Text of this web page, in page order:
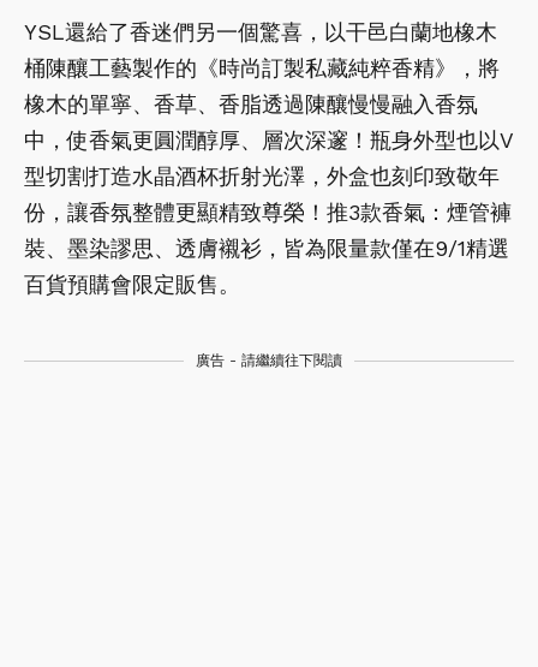
YSL還給了香迷們另一個驚喜，以干邑白蘭地橡木
桶陳釀工藝製作的《時尚訂製私藏純粹香精》，將
橡木的單寧、香草、香脂透過陳釀慢慢融入香氛
中，使香氣更圓潤醇厚、層次深邃！瓶身外型也以V
型切割打造水晶酒杯折射光澤，外盒也刻印致敬年
份，讓香氛整體更顯精致尊榮！推3款香氣：煙管褲
裝、墨染謬思、透膚襯衫，皆為限量款僅在9/1精選
百貨預購會限定販售。
廣告 - 請繼續往下閱讀